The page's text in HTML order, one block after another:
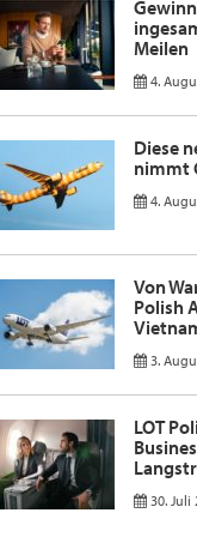
Meilen
4.
Diese
nimmt
4.
Von
Polish
3.
LOT
30. Juli